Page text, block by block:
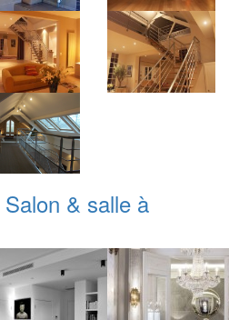
Salon & salle à